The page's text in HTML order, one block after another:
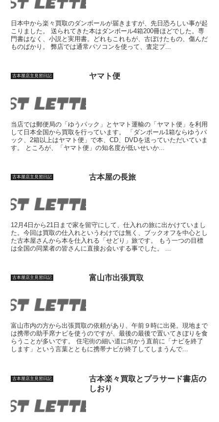
日本中から楽々買取のダンボールが届きますが、先日恐ろしい事が起
こりました。 送られてきた本はダンボール4箱200冊ほどでした。専
門書はなく、小説と実用書。どれもこれもが、古ぼけたもの、傷んだ
ものばかり。 弊店では通常パソコンを使って、査定プ...
古本屋店主見習日記 ヤマト便
当店では郵便局の「ゆうパック」とヤマト運輸の「ヤマト便」を利用
して日本全国から買取を行っています。 「ダンボール1箱ならゆうパ
ック、2箱以上はヤマト便」で本、CD、DVDを送っていただいていま
す。 ところが、「ヤマト便」の知名度が低いせいか...
古本屋店主見習日記 古本屋の長旅
12月4日から21日まで家を留守にして、仕入れの旅に出かけていまし
た。今回は買取の仕入れというわけでは無く、ブックオフを中心とし
た古本屋さんから本を仕入れる「せどり」旅です。 もう一つの目標
は全国の同業者の皆さんに直接お会いする事でした。 ...
古本屋店主見習日記 富山市出張買取
富山市内の方から出張買取の依頼があり、午前９時に出発。現地まで
は携帯の助手席ナビを使うのですが、最後の最後で置いてきぼりを食
らうことが多いです。 住宅街の細い道に向かう直前に「ナビを終了
します」という言葉とともに携帯ナビが終了してしまうんで...
古本屋店主見習日記
古本楽々買取とプラサード書店の
しおり